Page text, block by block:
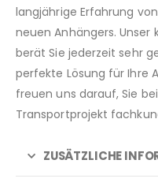
langjährige Erfahrung
neuen Anhängers.
berät Sie jederzeit sehr
perfekte Lösung für Ihre
freuen uns darauf, Sie
Transportprojekt
ZUSÄTZLICHE